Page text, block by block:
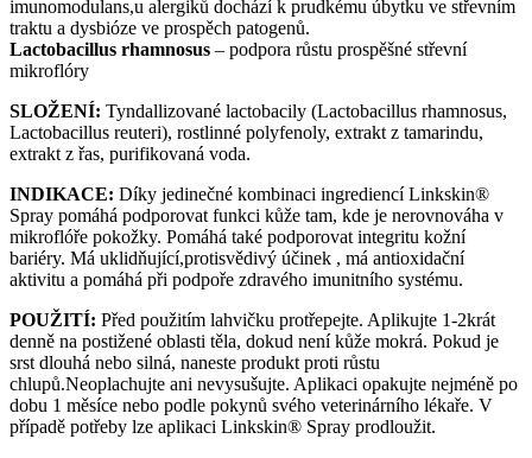
imunomodulans,u alergiků dochází k prudkému úbytku ve střevním
traktu a dysbióze ve prospěch patogenů.
Lactobacillus rhamnosus – podpora růstu prospěšné střevní
mikroflóry
SLOŽENÍ: Tyndallizované lactobacily (Lactobacillus rhamnosus,
Lactobacillus reuteri), rostlinné polyfenoly, extrakt z tamarindu,
extrakt z řas, purifikovaná voda.
INDIKACE: Díky jedinečné kombinaci ingrediencí Linkskin®
Spray pomáhá podporovat funkci kůže tam, kde je nerovnováha v
mikroflóře pokožky. Pomáhá také podporovat integritu kožní
bariéry. Má uklidňující,protisvědivý účinek , má antioxidační
aktivitu a pomáhá při podpoře zdravého imunitního systému.
POUŽITÍ: Před použitím lahvičku protřepejte. Aplikujte 1-2krát
denně na postižené oblasti těla, dokud není kůže mokrá. Pokud je
srst dlouhá nebo silná, naneste produkt proti růstu
chlupů.Neoplachujte ani nevysušujte. Aplikaci opakujte nejméně po
dobu 1 měsíce nebo podle pokynů svého veterinárního lékaře. V
případě potřeby lze aplikaci Linkskin® Spray prodloužit.